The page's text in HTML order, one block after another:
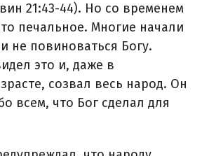
21:43-44). Но со временем
печальное. Многие начали
не повиноваться Богу.
это и, даже в
созвал весь народ. Он
всем, что Бог сделал для